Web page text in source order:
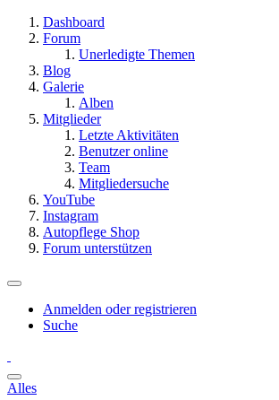
Dashboard
Forum
Unerledigte Themen
Blog
Galerie
Alben
Mitglieder
Letzte Aktivitäten
Benutzer online
Team
Mitgliedersuche
YouTube
Instagram
Autopflege Shop
Forum unterstützen
Anmelden oder registrieren
Suche
Alles